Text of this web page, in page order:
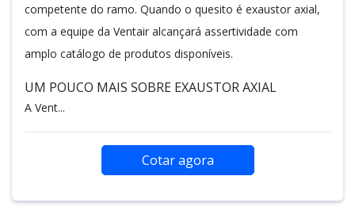
competente do ramo. Quando o quesito é exaustor axial,
com a equipe da Ventair alcançará assertividade com
amplo catálogo de produtos disponíveis.
UM POUCO MAIS SOBRE EXAUSTOR AXIAL
A Vent...
Cotar agora